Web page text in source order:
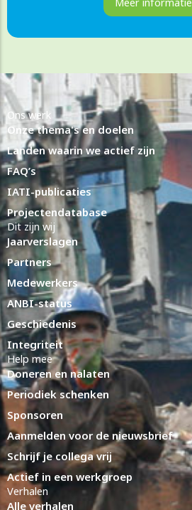
Ons werk
Onze thema's en doelen
Landen waarin we actief zijn
FAQ’s
IATI-publicaties
Projectendatabase
Dit zijn wij
Jaarverslagen
Partners
Medewerkers
ANBI-status
Geschiedenis
Integriteit
Help mee
Doneren en nalaten
Periodiek schenken
Sponsoren
Aanmelden voor de nieuwsbrief
Schrijf je collega vrij
Actief in een werkgroep
Verhalen
Alle verhalen